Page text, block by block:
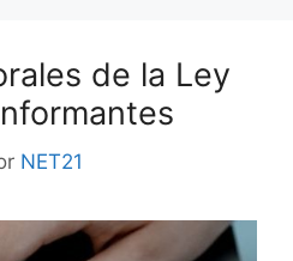
de la Ley
NET21